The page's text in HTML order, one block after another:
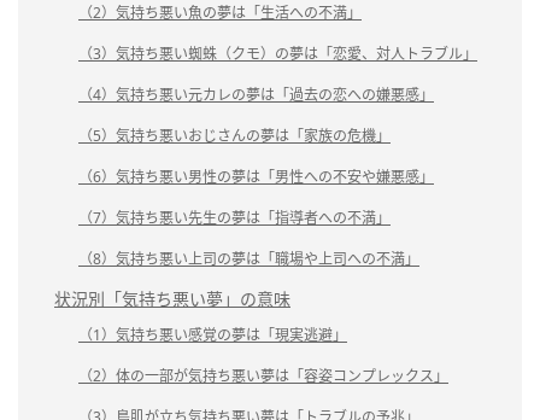
（2）気持ち悪い魚の夢は「生活への不満」
（3）気持ち悪い蜘蛛（クモ）の夢は「恋愛、対人トラブル」
（4）気持ち悪い元カレの夢は「過去の恋への嫌悪感」
（5）気持ち悪いおじさんの夢は「家族の危機」
（6）気持ち悪い男性の夢は「男性への不安や嫌悪感」
（7）気持ち悪い先生の夢は「指導者への不満」
（8）気持ち悪い上司の夢は「職場や上司への不満」
状況別「気持ち悪い夢」の意味
（1）気持ち悪い感覚の夢は「現実逃避」
（2）体の一部が気持ち悪い夢は「容姿コンプレックス」